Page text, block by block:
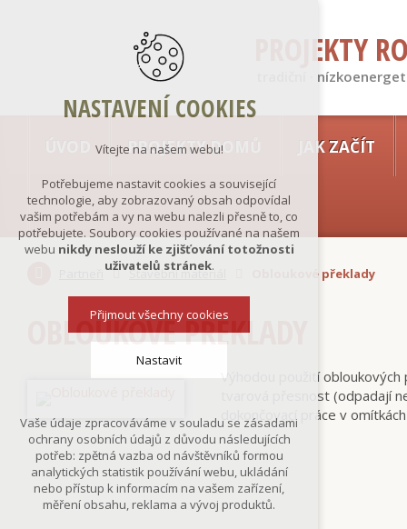
PROJEKTY
tradiční ·
PROJEKTY DOMŮ JAK ZAČÍT
Stavební materiál Obloukové překlady
OBLOUKOVÉ PŘEKLADY
Výhodou použití
tvarová přesnost (odpadají
dokončovací práce v
NASTAVENÍ COOKIES
Vítejte na našem webu!
Potřebujeme nastavit cookies a související
technologie, aby zobrazovaný obsah odpovídal
vašim potřebám a vy na webu nalezli přesně to, co
potřebujete. Soubory cookies používané na našem
webu nikdy neslouží ke zjišťování totožnosti
uživatelů stránek.
Přijmout všechny cookies
Nastavit
nutná pro provozování webu
udržení kontextu stránek (session):
případná přihlášení, volby jazyka, apod.
Volitelná cookies
analytická pro anonymizované
Vaše údaje zpracováváme v souladu se zásadami
ochrany osobních údajů z důvodu následujících
potřeb: zpětná vazba od návštěvníků formou
analytických statistik používání webu, ukládání
nebo přístup k informacím na vašem zařízení,
měření obsahu, reklama a vývoj produktů.